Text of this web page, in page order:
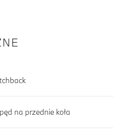
na przednie koła